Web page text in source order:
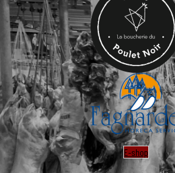
E-shop